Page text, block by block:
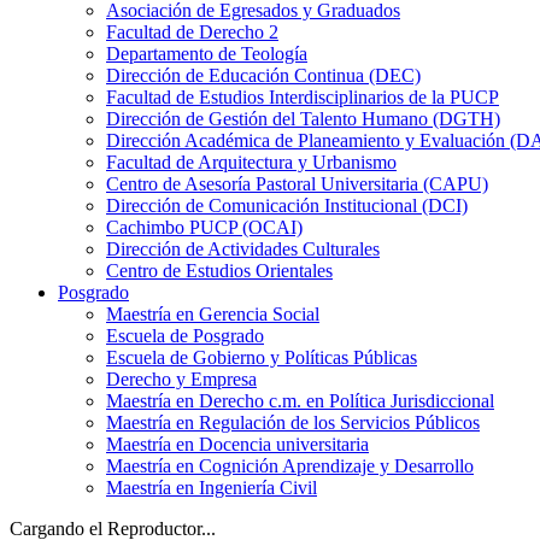
Asociación de Egresados y Graduados
Facultad de Derecho 2
Departamento de Teología
Dirección de Educación Continua (DEC)
Facultad de Estudios Interdisciplinarios de la PUCP
Dirección de Gestión del Talento Humano (DGTH)
Dirección Académica de Planeamiento y Evaluación
Facultad de Arquitectura y Urbanismo
Centro de Asesoría Pastoral Universitaria (CAPU)
Dirección de Comunicación Institucional (DCI)
Cachimbo PUCP (OCAI)
Dirección de Actividades Culturales
Centro de Estudios Orientales
Posgrado
Maestría en Gerencia Social
Escuela de Posgrado
Escuela de Gobierno y Políticas Públicas
Derecho y Empresa
Maestría en Derecho c.m. en Política Jurisdiccional
Maestría en Regulación de los Servicios Públicos
Maestría en Docencia universitaria
Maestría en Cognición Aprendizaje y Desarrollo
Maestría en Ingeniería Civil
Cargando el Reproductor...